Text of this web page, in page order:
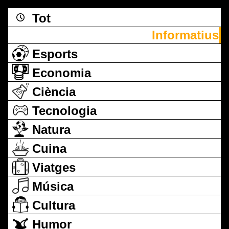
Tot
Informatius
Esports
Economia
Ciència
Tecnologia
Natura
Cuina
Viatges
Música
Cultura
Humor